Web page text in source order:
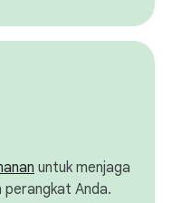
untuk menjaga
perangkat Anda.